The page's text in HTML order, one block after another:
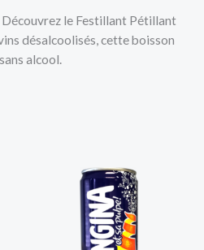
le Festillant Pétillant
désalcoolisés, cette boisson
alcool.